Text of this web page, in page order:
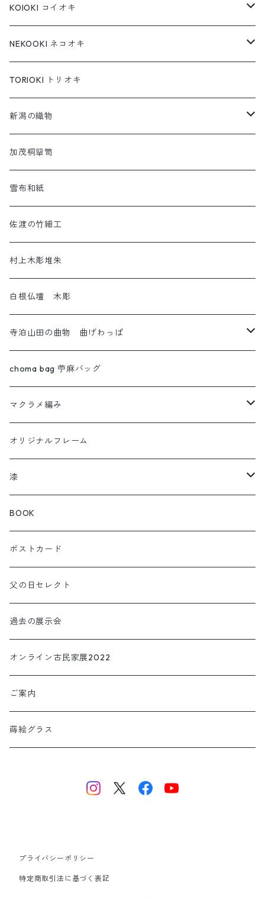
KOIOKI コイオキ
コイオキ in 特製桐箱
コイオキ in 小千谷縮
NEKOOKI ネコオキ
もちねこ
ちゃめねこ
ねんねこ
アートネコ
TORIOKI トリオキ
新潟の織物
羽越しな布
塩沢織物・越後上布
小千谷織物
十日町織物
加茂桐簞笥
雪布和紙
佐渡の竹細工
村上木彫堆朱
白根仏壇 木彫
寺泊山田の曲物 曲げわっぱ
わっぱセイロ
ウルトラセブン
曲輪の弁当箱
曲輪スツール
曲輪の球体
choma bag 苧麻バッグ
マクラメ編み
フクロウ
カメレオン
チャーム
オリジナルフレーム
漆
箸おき
KOIOKI コイオキ
NEKOOKI ネコオキ
ぐい呑み・カップ
アクセサリー
小物・インテリア
TORIOKI トリオキ
BOOK
ポストカード
父の日セレクト
過去の展示会
オンライン古民家展2022
ご案内
蒔絵グラス
プライバシーポリシー
特定商取引法に基づく表記